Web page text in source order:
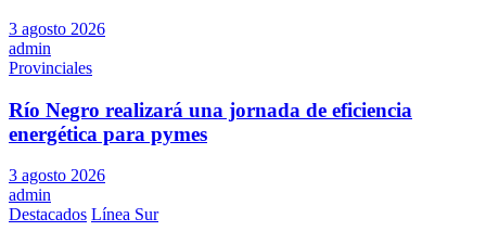
3 agosto 2026
admin
Provinciales
Río Negro realizará una jornada de eficiencia
energética para pymes
3 agosto 2026
admin
Destacados Línea Sur